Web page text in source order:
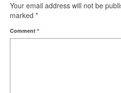
Your email address will not be
marked *
Comment *